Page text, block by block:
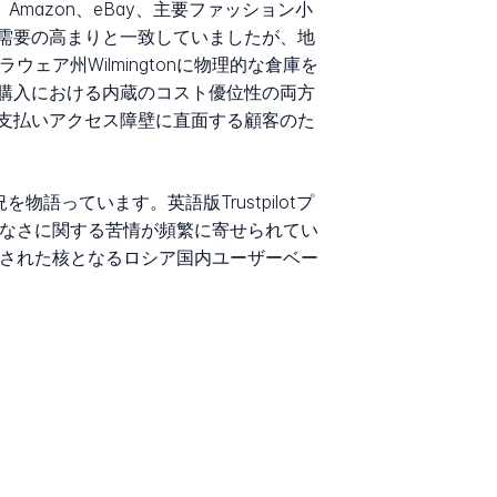
、eBay、主要ファッション小
要の高まりと一致していましたが、地
ウェア州Wilmingtonに物理的な倉庫を
入における内蔵のコスト優位性の両方
払いアクセス障壁に直面する顧客のた
物語っています。英語版Trustpilotプ
さに関する苦情が頻繁に寄せられてい
れた核となるロシア国内ユーザーベー